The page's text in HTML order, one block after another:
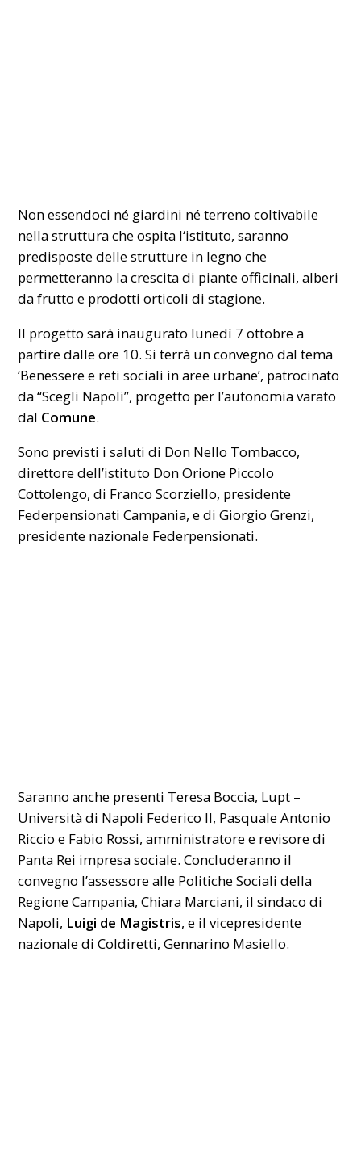
Non essendoci né giardini né terreno coltivabile
nella struttura che ospita l‘istituto, saranno
predisposte delle strutture in legno che
permetteranno la crescita di piante officinali, alberi
da frutto e prodotti orticoli di stagione.
Il progetto sarà inaugurato lunedì 7 ottobre a
partire dalle ore 10. Si terrà un convegno dal tema
‘Benessere e reti sociali in aree urbane’, patrocinato
da “Scegli Napoli”, progetto per l’autonomia varato
dal Comune.
Sono previsti i saluti di Don Nello Tombacco,
direttore dell’istituto Don Orione Piccolo
Cottolengo, di Franco Scorziello, presidente
Federpensionati Campania, e di Giorgio Grenzi,
presidente nazionale Federpensionati.
Saranno anche presenti Teresa Boccia, Lupt –
Università di Napoli Federico II, Pasquale Antonio
Riccio e Fabio Rossi, amministratore e revisore di
Panta Rei impresa sociale. Concluderanno il
convegno l’assessore alle Politiche Sociali della
Regione Campania, Chiara Marciani, il sindaco di
Napoli, Luigi de Magistris, e il vicepresidente
nazionale di Coldiretti, Gennarino Masiello.